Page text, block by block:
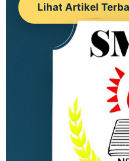
Lihat Artikel